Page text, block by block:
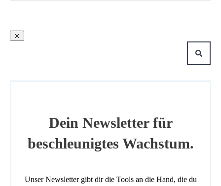
Dein Newsletter für
beschleunigtes Wachstum.
Unser Newsletter gibt dir die Tools an die Hand, die du